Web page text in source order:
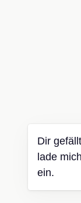
Dir
lade
ein.